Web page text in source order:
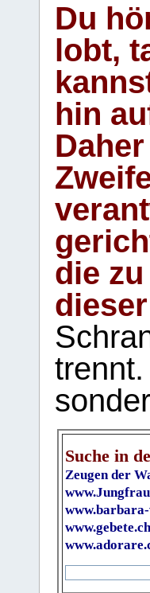
Du
lobt,
hin
die
Suche in
Zeugen der
www.gebete.ch